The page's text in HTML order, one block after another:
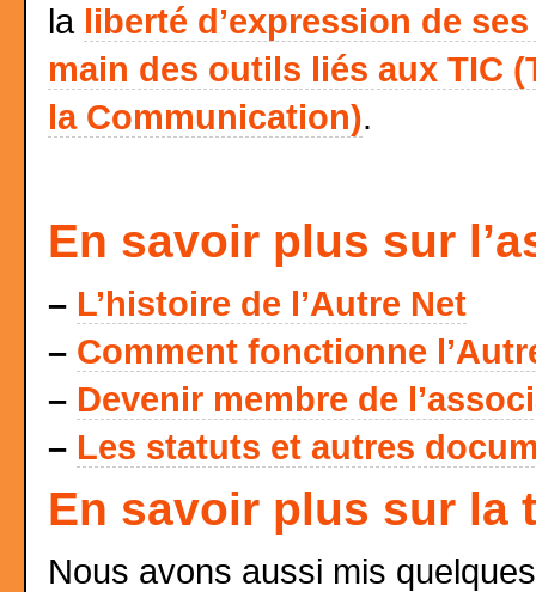
la liberté d’expression de
main des outils liés aux TIC
la Communication).
En savoir plus sur
– L’histoire de l’Autre Net
– Comment fonctionne
– Devenir membre de
– Les statuts et autres
En savoir plus sur la
Nous avons aussi mis